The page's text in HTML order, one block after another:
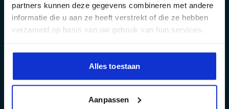
partners kunnen deze gegevens combineren met andere
informatie die u aan ze heeft verstrekt of die ze hebben
verzameld op basis van uw gebruik van hun services.
Alles toestaan
Aanpassen